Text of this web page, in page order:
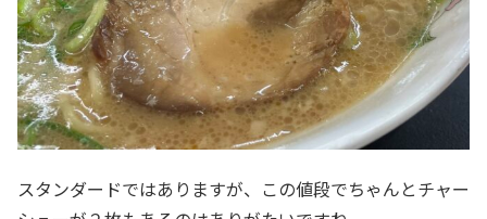
スタンダードではありますが、この値段でちゃんとチャー